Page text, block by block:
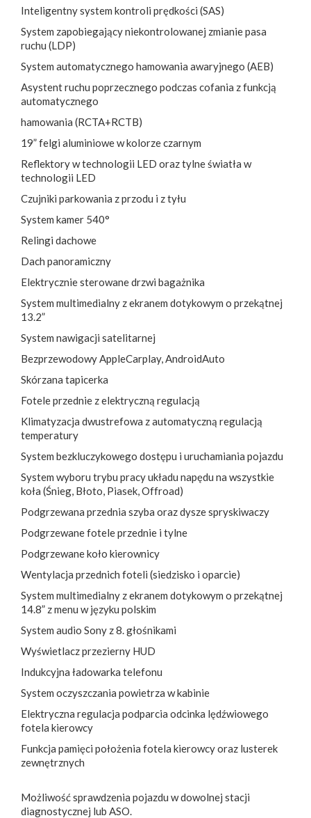
Inteligentny system kontroli prędkości (SAS)
System zapobiegający niekontrolowanej zmianie pasa
ruchu (LDP)
System automatycznego hamowania awaryjnego (AEB)
Asystent ruchu poprzecznego podczas cofania z funkcją
automatycznego
hamowania (RCTA+RCTB)
19” felgi aluminiowe w kolorze czarnym
Reflektory w technologii LED oraz tylne światła w
technologii LED
Czujniki parkowania z przodu i z tyłu
System kamer 540°
Relingi dachowe
Dach panoramiczny
Elektrycznie sterowane drzwi bagażnika
System multimedialny z ekranem dotykowym o przekątnej
13.2”
System nawigacji satelitarnej
Bezprzewodowy AppleCarplay, AndroidAuto
Skórzana tapicerka
Fotele przednie z elektryczną regulacją
Klimatyzacja dwustrefowa z automatyczną regulacją
temperatury
System bezkluczykowego dostępu i uruchamiania pojazdu
System wyboru trybu pracy układu napędu na wszystkie
koła (Śnieg, Błoto, Piasek, Offroad)
Podgrzewana przednia szyba oraz dysze spryskiwaczy
Podgrzewane fotele przednie i tylne
Podgrzewane koło kierownicy
Wentylacja przednich foteli (siedzisko i oparcie)
System multimedialny z ekranem dotykowym o przekątnej
14.8” z menu w języku polskim
System audio Sony z 8. głośnikami
Wyświetlacz przezierny HUD
Indukcyjna ładowarka telefonu
System oczyszczania powietrza w kabinie
Elektryczna regulacja podparcia odcinka lędźwiowego
fotela kierowcy
Funkcja pamięci położenia fotela kierowcy oraz lusterek
zewnętrznych
Możliwość sprawdzenia pojazdu w dowolnej stacji
diagnostycznej lub ASO.